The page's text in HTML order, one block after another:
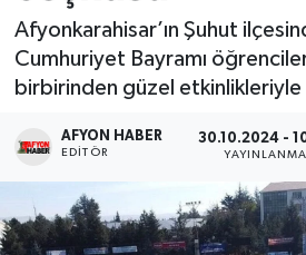
Afyonkarahisar’ın Şuhut
Cumhuriyet Bayramı
birbirinden güzel etkinlikleriyle
AFYON HABER
EDITÖR
30.10.2024 -
YAYINLANMA
Sivil Toplum
Etkinlikler